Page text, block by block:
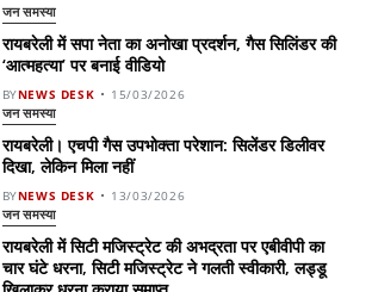
जन समस्या
रायबरेली में सपा नेता का अनोखा प्रदर्शन, गैस सिलिंडर की
‘आत्महत्या’ पर बनाई वीडियो
BYNEWS DESK 15/03/2026
जन समस्या
रायबरेली। एचपी गैस उपभोक्ता परेशान: सिलेंडर डिलीवर
दिखा, लेकिन मिला नहीं
BYNEWS DESK 13/03/2026
जन समस्या
रायबरेली में सिटी मजिस्ट्रेट की अभद्रता पर एबीवीपी का
चार घंटे धरना, सिटी मजिस्ट्रेट ने गलती स्वीकारी, लड्डू